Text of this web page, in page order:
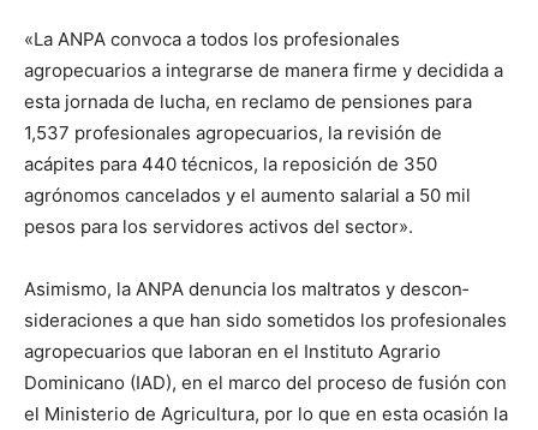
«La ANPA convoca a todos los profesionales
agropecuarios a integrarse de manera firme y decidida a
esta jornada de lucha, en reclamo de pensiones para
1,537 profesionales agropecuarios, la revisión de
acápites para 440 técnicos, la reposición de 350
agrónomos cancelados y el aumento salarial a 50 mil
pesos para los servidores activos del sector».
Asimismo, la ANPA denuncia los maltratos y descon­
sideraciones a que han sido sometidos los profesionales
agropecuarios que laboran en el Instituto Agrario
Dominicano (IAD), en el marco del proceso de fusión con
el Ministerio de Agricultura, por lo que en esta ocasión la